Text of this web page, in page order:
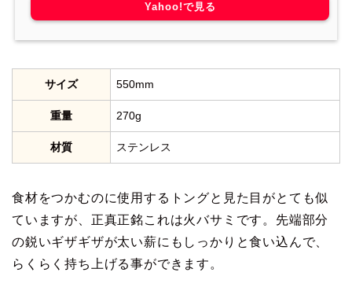
Yahoo!で見る
サイズ 550mm
重量 270g
材質 ステンレス
食材をつかむのに使用するトングと見た目がとても似
ていますが、正真正銘これは火バサミです。先端部分
の鋭いギザギザが太い薪にもしっかりと食い込んで、
らくらく持ち上げる事ができます。